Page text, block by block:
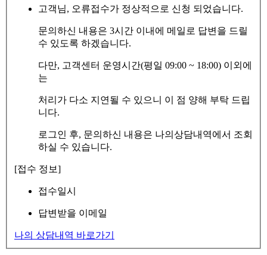
고객님, 오류접수가 정상적으로 신청 되었습니다.
문의하신 내용은 3시간 이내에 메일로 답변을 드릴
수 있도록 하겠습니다.
다만, 고객센터 운영시간(평일 09:00 ~ 18:00) 이외에
는
처리가 다소 지연될 수 있으니 이 점 양해 부탁 드립
니다.
로그인 후, 문의하신 내용은 나의상담내역에서 조회
하실 수 있습니다.
[접수 정보]
접수일시
답변받을 이메일
나의 상담내역 바로가기